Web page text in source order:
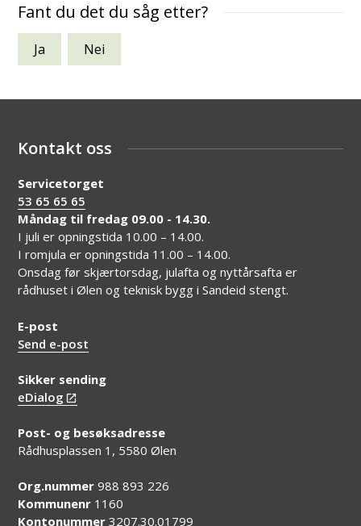
Fant du det du såg etter?
Ja Nei
Kontakt oss
Servicetorget
53 65 65 65
Måndag til fredag 09.00 - 14.30.
I juli er opningstida 10.00 – 14.00.
I romjula er opningstida 11.00 – 14.00.
Onsdag før skjærtorsdag, julafta og nyttårsafta er
rådhuset i Ølen og teknisk bygg i Sandeid stengt.
E-post
Send e-post
Sikker sending
eDialog
Post- og besøksadresse
Rådhusplassen 1, 5580 Ølen
Org.nummer988 893 226
Kommunenr 1160
Kontonummer3207.30.01799